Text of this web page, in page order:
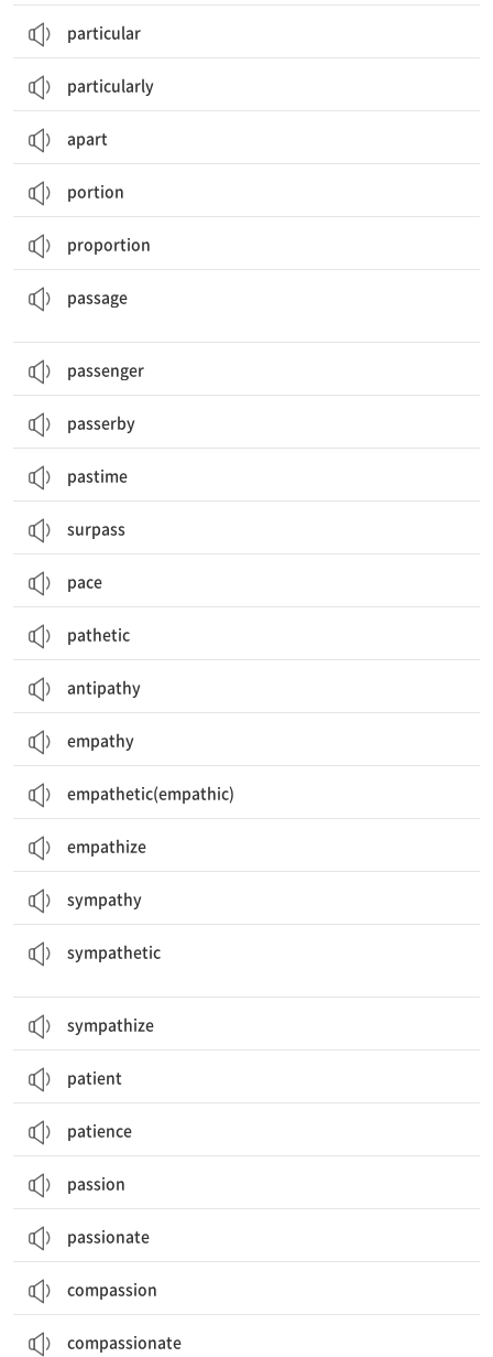
particular
particularly
apart
portion
proportion
passage
passenger
passerby
pastime
surpass
pace
pathetic
antipathy
empathy
empathetic(empathic)
empathize
sympathy
sympathetic
sympathize
patient
patience
passion
passionate
compassion
compassionate